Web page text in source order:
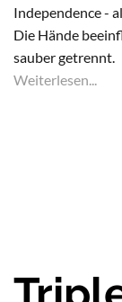
Independence -
Die Hände
sauber getrennt.
Weiterlesen...